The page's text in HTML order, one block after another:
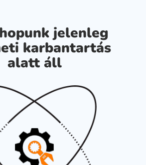
jelenleg
karbantartás
alatt áll